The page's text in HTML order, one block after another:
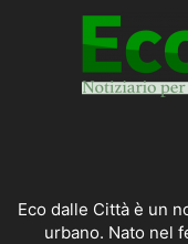
Eco dalle Città è un
urbano. Nato nel